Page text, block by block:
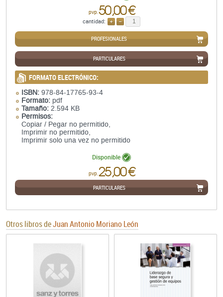
pvp. 50,00 €
cantidad:
PROFESIONALES
PARTICULARES
FORMATO ELECTRÓNICO:
ISBN: 978-84-17765-93-4
Formato: pdf
Tamaño: 2.594 KB
Permisos:
Copiar / Pegar no permitido,
Imprimir no permitido,
Imprimir solo una vez no permitido
Disponible
pvp. 25,00 €
PARTICULARES
Otros libros deJuan Antonio Moriano León